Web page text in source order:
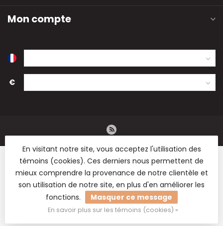
Mon compte
€
© Copyright 2026 B2B Flowers BV - Vente en gros de fleurs
séchées, de fournitures de fleuristerie et de matériel de
loisirs.
En visitant notre site, vous acceptez l'utilisation des
témoins (cookies). Ces derniers nous permettent de
mieux comprendre la provenance de notre clientèle et
son utilisation de notre site, en plus d'en améliorer les
fonctions.
Masquer ce message
En savoir plus sur les témoins (cookies) »